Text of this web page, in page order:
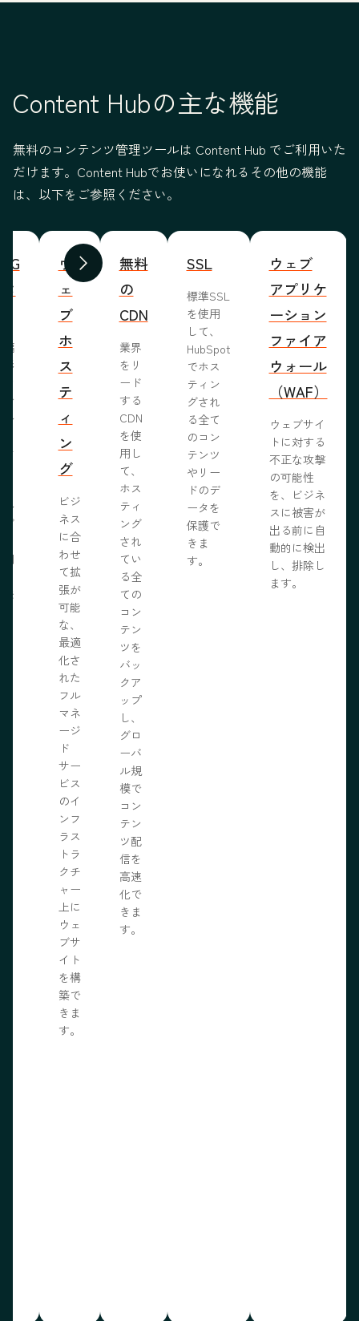
Content Hubの主な機能
無料のコンテンツ管理ツールは Content Hub でご利用いた
だけます。Content Hubでお使いになれるその他の機能
は、以下をご参照ください。
前へ 次へ
編
形
ル
ル
ブ
ウ
ェ
ブ
ホ
ス
テ
ィ
ン
グ
ビジ
ネス
に合
わせ
て拡
張が
可能
な、
最適
化さ
れた
フル
マネ
ージ
ド
サー
ビス
のイ
ンフ
ラス
トラ
クチ
ャー
上に
ウェ
ブサ
イト
を構
築で
きま
す。
無料
の
CDN
業界
をリ
ード
する
CDN
を使
用し
て、
ホス
ティ
ング
され
てい
る全
ての
コン
テン
ツを
バッ
クア
ップ
し、
グロ
ーバ
ル規
模で
コン
テン
ツ配
信を
高速
化で
きま
す。
SSL
標準SSL
を使用
して、
HubSpot
でホス
ティン
グされ
る全て
のコン
テンツ
やリー
ドのデ
ータを
保護で
きま
す。
ウェブ
アプリケ
ーション
ファイア
ウォール
（WAF）
ウェブサイ
トに対する
不正な攻撃
の可能性
を、ビジネ
スに被害が
出る前に自
動的に検出
し、排除し
ます。